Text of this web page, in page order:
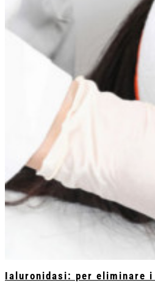
Ialuronidasi: per eliminare